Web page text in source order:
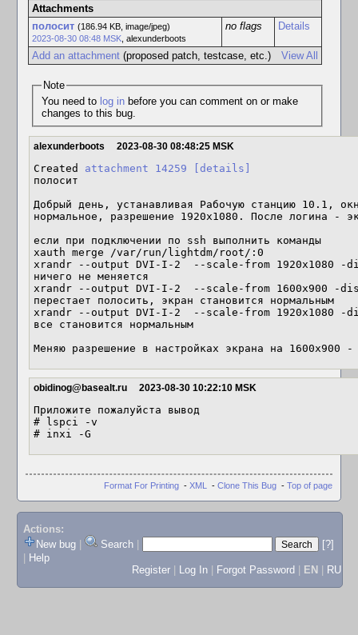
Attachments
полосит (186.94 KB, image/jpeg)
2023-08-30 08:48 MSK, alexunderboots
no flags Details
View All
Add an attachment(proposed patch, testcase, etc.)
Note
You need to log inbefore you can comment on or make
changes to this bug.
alexunderboots 2023-08-30 08:48:25 MSK
Created attachment 14259
[details]
полосит
Добрый день, устанавливая Рабочую станцию 10.1,
нормальное, разрешение 1920x1080. После логина -
если при подключении по ssh выполнить команды
xauth merge /var/run/lightdm/root/:0
xrandr --output DVI-I-2  --scale-from 1920x1080 -
ничего не меняется
xrandr --output DVI-I-2  --scale-from 1600x900 -
перестает полосить, экран становится нормальным
xrandr --output DVI-I-2  --scale-from 1920x1080 -
все становится нормальным
Меняю разрешение в настройках экрана на 1600x900 -
obidinog@basealt.ru 2023-08-30 10:22:10 MSK
Приложите пожалуйста вывод
# lspci -v
# inxi -G
Format For Printing - XML - Clone This Bug - Top of page
Actions:
New bug
Search
[?]
Help
Register
Log In Forgot Password EN RU